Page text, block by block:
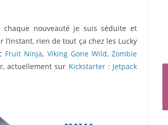
chaque nouveauté je suis séduite et
rien de tout ça chez les Lucky
Fruit Ninja, Viking Gone Wild,Zombie
actuellement sur Kickstarter : Jetpack